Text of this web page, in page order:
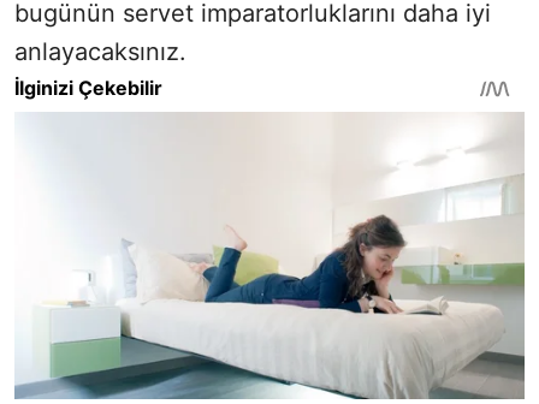
bugünün servet imparatorluklarını daha iyi
anlayacaksınız.